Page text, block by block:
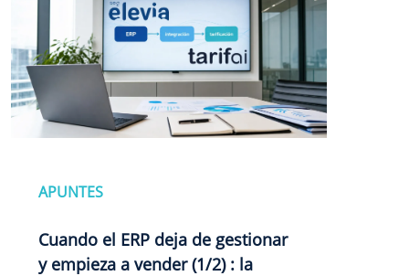
APUNTES
Cuando el ERP deja de gestionar
y empieza a vender (1/2) : la